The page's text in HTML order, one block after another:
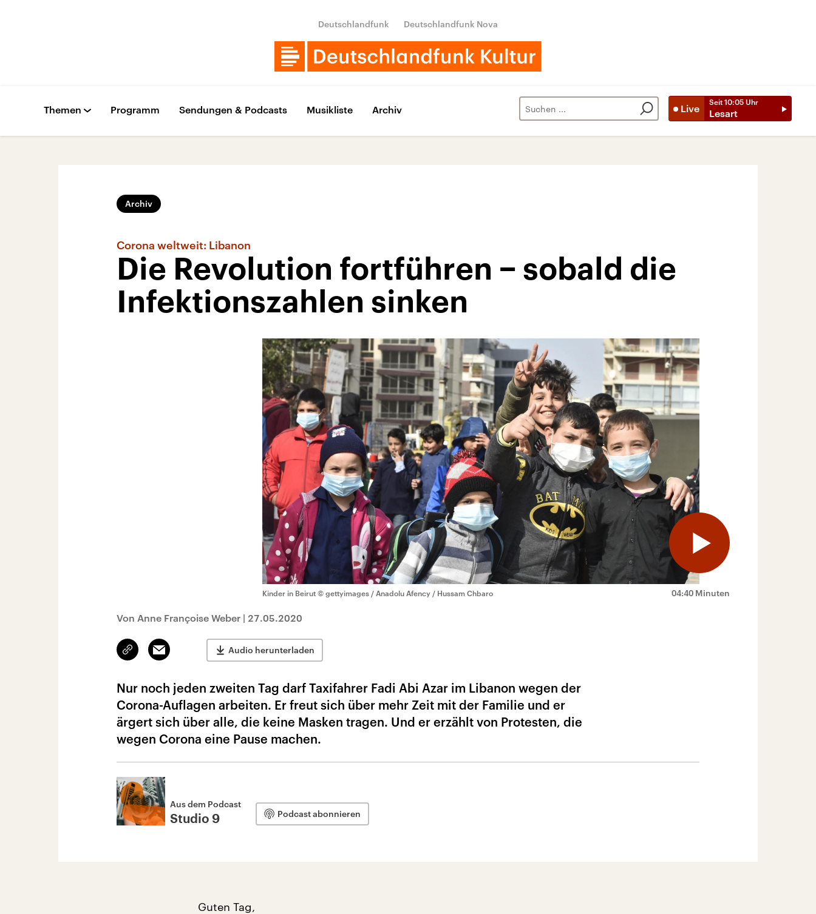
Deutschlandfunk Deutschlandfunk Nova
Live
Seit 10:05 Uhr
Lesart
Themen Programm Sendungen & Podcasts Musikliste Archiv
Archiv
Corona weltweit: Libanon
Die Revolution fortführen − sobald die
Infektionszahlen sinken
04:40 Minuten
Kinder in Beirut © gettyimages / Anadolu Afency / Hussam Chbaro
Von Anne Françoise Weber | 27.05.2020
Link
kopieren/teilen
Email Audio herunterladen
Nur noch jeden zweiten Tag darf Taxifahrer Fadi Abi Azar im Libanon wegen der
Corona-Auflagen arbeiten. Er freut sich über mehr Zeit mit der Familie und er
ärgert sich über alle, die keine Masken tragen. Und er erzählt von Protesten, die
wegen Corona eine Pause machen.
Aus dem Podcast
Studio 9 Podcast abonnieren
Guten Tag,